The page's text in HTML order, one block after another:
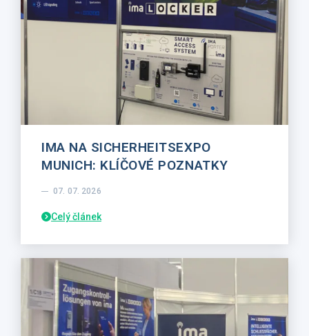
IMA NA SICHERHEITSEXPO
MUNICH: KLÍČOVÉ POZNATKY
07. 07. 2026
Celý článek